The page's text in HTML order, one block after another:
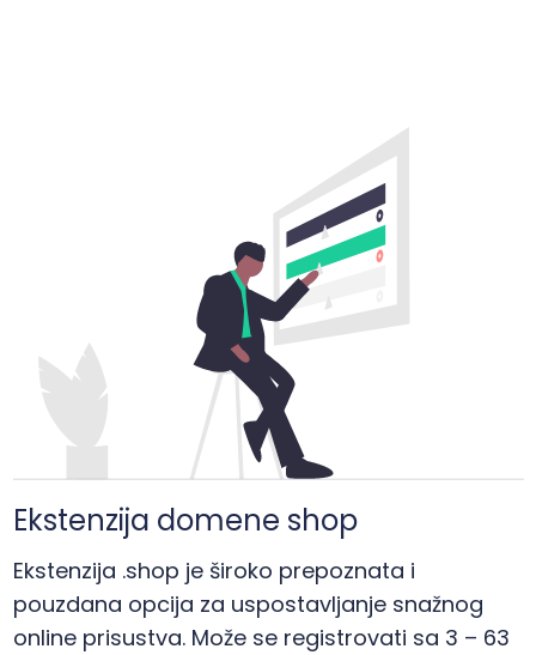
Ekstenzija domene shop
Ekstenzija .shop je široko prepoznata i
pouzdana opcija za uspostavljanje snažnog
online prisustva. Može se registrovati sa 3 – 63